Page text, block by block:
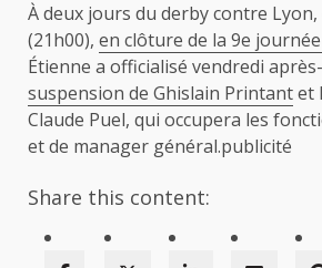
À deux jours du derby contre Lyon,
(21h00), en clôture de la 9e
Étienne a officialisé vendredi
suspension de Ghislain Printantet
Claude Puel, qui occupera les
et de manager général.publicité
Share this content: